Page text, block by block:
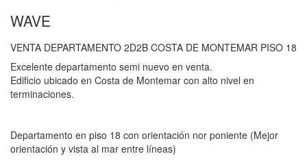
WAVE
VENTA DEPARTAMENTO 2D2B COSTA DE MONTEMAR PISO 18
Excelente departamento semi nuevo en venta.
Edificio ubicado en Costa de Montemar con alto nivel en
terminaciones.
Departamento en piso 18 con orientación nor poniente (Mejor
orientación y vista al mar entre líneas)